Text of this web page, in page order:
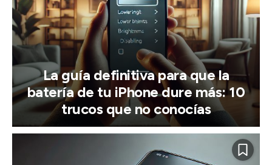
La guía definitiva para que la
batería de tu iPhone dure más: 10
trucos que no conocías